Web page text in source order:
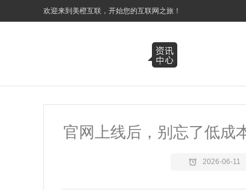
欢迎来到美橙互联，开始您的互联网之旅！
官网上线后，别忘了低成
2026-06-11